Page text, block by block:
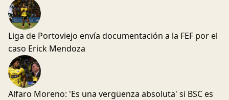
Liga de Portoviejo envía documentación a la FEF por el
caso Erick Mendoza
Alfaro Moreno: 'Es una vergüenza absoluta' si BSC es